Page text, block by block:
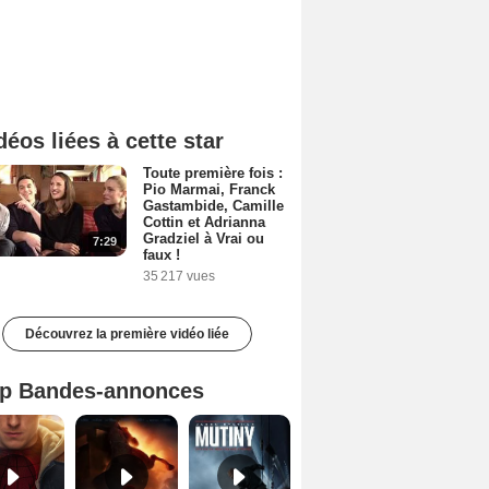
liées à cette star
7:29
Toute première fois :
Pio Marmai, Franck
Gastambide, Camille
Cottin et Adrianna
Gradziel à Vrai ou
faux !
35 217 vues
Découvrez la première vidéo liée
Bandes-annonces
Spider-Man: Brand New Day Bande-annonce VO STFR L'Odyssée Bande-annonce VO STFR